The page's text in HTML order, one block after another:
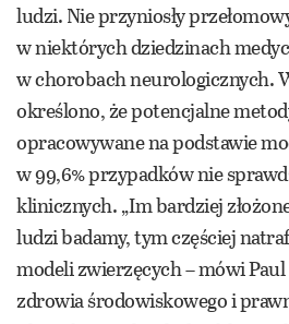
ludzi. Nie przyniosły
w niektórych dziedzinach
w chorobach neurologicznych.
określono, że potencjalne
opracowywane na podstawie
w 99,6% przypadków nie
klinicznych. „Im bardziej
ludzi badamy, tym częściej
modeli zwierzęcych – mówi
zdrowia środowiskowego i